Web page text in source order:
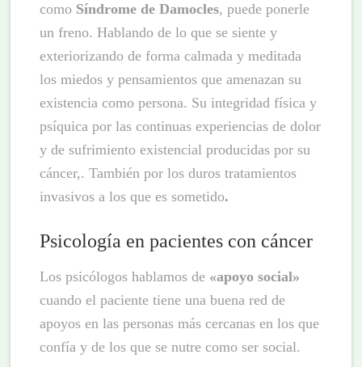
como Síndrome de Damocles, puede ponerle
un freno. Hablando de lo que se siente y
exteriorizando de forma calmada y meditada
los miedos y pensamientos que amenazan su
existencia como persona. Su integridad física y
psíquica por las continuas experiencias de dolor
y de sufrimiento existencial producidas por su
cáncer,. También por los duros tratamientos
invasivos a los que es sometido.
Psicología en pacientes con cáncer
Los psicólogos hablamos de «apoyo social»
cuando el paciente tiene una buena red de
apoyos en las personas más cercanas en los que
confía y de los que se nutre como ser social.